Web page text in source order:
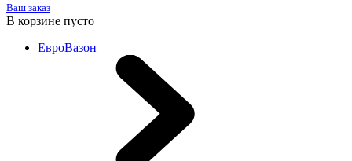
Ваш заказ
В корзине пусто
ЕвроВазон